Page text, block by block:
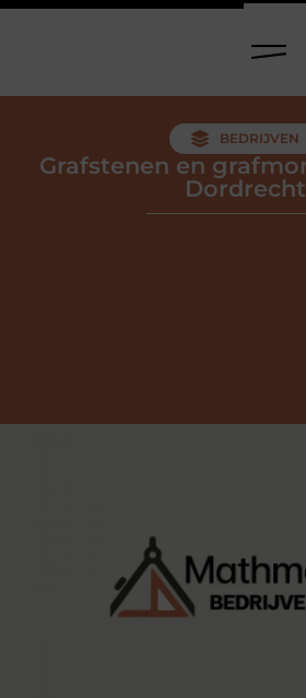
BEDRIJVEN
Grafstenen en
Dordrecht